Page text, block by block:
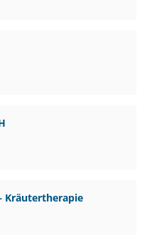
Kräutertherapie